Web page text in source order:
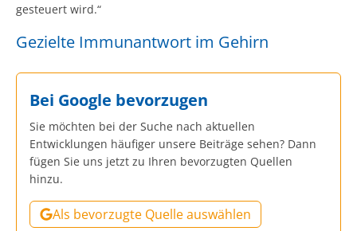
gesteuert wird.“
Gezielte Immunantwort im Gehirn
Bei Google bevorzugen
Sie möchten bei der Suche nach aktuellen
Entwicklungen häufiger unsere Beiträge sehen? Dann
fügen Sie uns jetzt zu Ihren bevorzugten Quellen
hinzu.
Als bevorzugte Quelle auswählen